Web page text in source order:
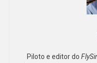
Piloto e editor do